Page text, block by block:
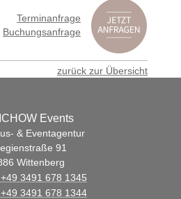
Terminanfrage
Buchungsanfrage
zurück zur Übersicht
Events
& Eventagentur
91
Wittenberg
+49 3491 678 1345
+49 3491 678 1344